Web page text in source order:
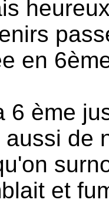
en
6 ème
de
et